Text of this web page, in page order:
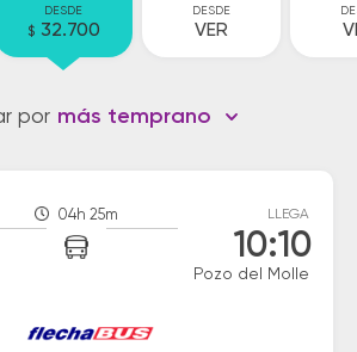
DESDE
$ 32.700
DESDE
VER
por más temprano
04h 25m LLEGA
10:10
Pozo del Molle